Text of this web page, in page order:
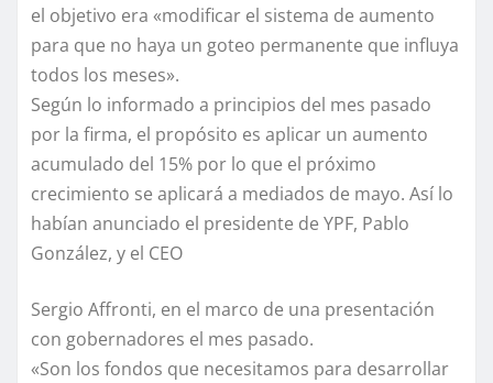
el objetivo era «modificar el sistema de aumento
para que no haya un goteo permanente que influya
todos los meses».
Según lo informado a principios del mes pasado
por la firma, el propósito es aplicar un aumento
acumulado del 15% por lo que el próximo
crecimiento se aplicará a mediados de mayo. Así lo
habían anunciado el presidente de YPF, Pablo
González, y el CEO
Sergio Affronti, en el marco de una presentación
con gobernadores el mes pasado.
«Son los fondos que necesitamos para desarrollar